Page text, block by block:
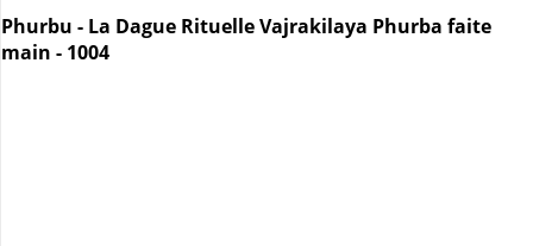
Phurbu - La Dague Rituelle Vajrakilaya Phurba faite
main - 1004